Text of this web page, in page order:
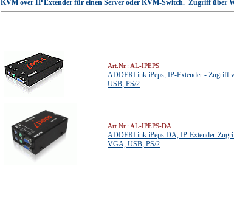
KVM over IP Extender für einen Server oder KVM-Switch. Zugriff über
Art.Nr.: AL-IPEPS
ADDERLink iPeps, IP-Extender - Zugriff
USB, PS/2
Art.Nr.: AL-IPEPS-DA
ADDERLink iPeps DA, IP-Extender-
VGA, USB, PS/2